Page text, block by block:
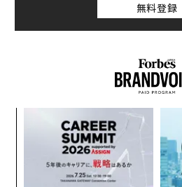
市場パフォーマンスと展望
米国のコンビニエンス市場は、
ミックにより複雑な状況に直面
通して変化しています。多くの
ズをEコマースで満たし、買い物
の「ワンストップ」小売店を利
た。また、通勤時間の減少も、
をもたらしました。
無料登録